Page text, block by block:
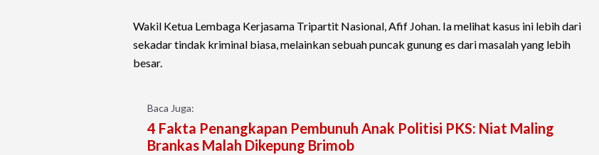
Wakil Ketua Lembaga Kerjasama Tripartit Nasional, Afif Johan. Ia melihat kasus ini lebih dari
sekadar tindak kriminal biasa, melainkan sebuah puncak gunung es dari masalah yang lebih
besar.
Baca Juga:
4 Fakta Penangkapan Pembunuh Anak Politisi PKS: Niat Maling
Brankas Malah Dikepung Brimob